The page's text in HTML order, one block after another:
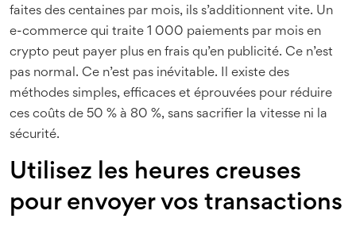
faites des centaines par mois, ils s’additionnent vite. Un
e-commerce qui traite 1 000 paiements par mois en
crypto peut payer plus en frais qu’en publicité. Ce n’est
pas normal. Ce n’est pas inévitable. Il existe des
méthodes simples, efficaces et éprouvées pour réduire
ces coûts de 50 % à 80 %, sans sacrifier la vitesse ni la
sécurité.
Utilisez les heures creuses
pour envoyer vos transactions